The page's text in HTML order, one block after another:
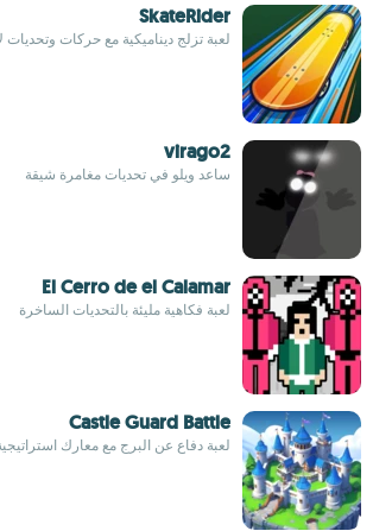
SkateRider
لعبة تزلج ديناميكية مع حركات وتحديات
virago2
ساعد ويلو في تحديات مغامرة شيقة
El Cerro de el Calamar
لعبة فكاهية مليئة بالتحديات الساخرة
Castle Guard Battle
لعبة دفاع عن البرج مع معارك